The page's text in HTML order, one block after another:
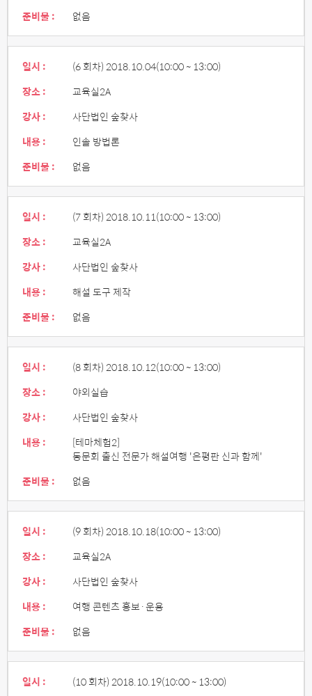
준비물 :
없음
일시 : (6 회차) 2018.10.04(10:00 ~ 13:00)
장소 :
교육실2A
강사 :
사단법인 숲찾사
내용 :
인솔 방법론
준비물 :
없음
일시 : (7 회차) 2018.10.11(10:00 ~ 13:00)
장소 :
교육실2A
강사 :
사단법인 숲찾사
내용 :
해설 도구 제작
준비물 :
없음
일시 : (8 회차) 2018.10.12(10:00 ~ 13:00)
장소 :
야외실습
강사 :
사단법인 숲찾사
내용 :
[테마체험2]
동문회 출신 전문가 해설여행 '은평판 신과 함께'
준비물 :
없음
일시 : (9 회차) 2018.10.18(10:00 ~ 13:00)
장소 :
교육실2A
강사 :
사단법인 숲찾사
내용 :
여행 콘텐츠 홍보·운용
준비물 :
없음
일시 : (10 회차) 2018.10.19(10:00 ~ 13:00)